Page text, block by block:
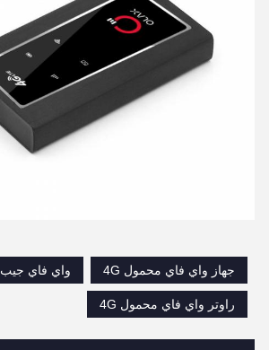
جهاز واي فاي محمول 4G
واي فاي جيب 4g
راوتر واي فاي محمول 4G